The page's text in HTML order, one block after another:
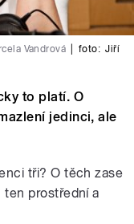
Vandrová foto: Jiří
to platí. O
jedinci, ale
tři? O těch zase
ten prostřední a